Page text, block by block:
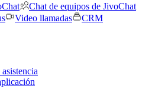
Chat de equipos de JivoChat
Video llamadas
CRM